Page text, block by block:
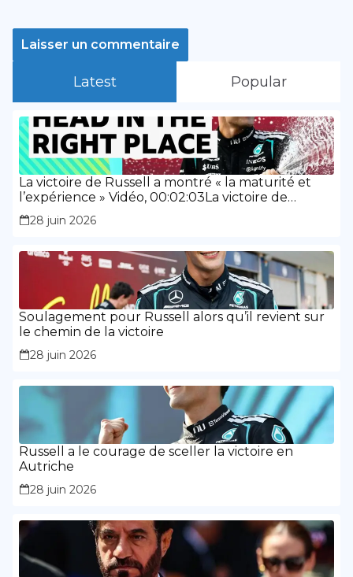
Latest Popular
La victoire de Russell a montré « la maturité et
l’expérience » Vidéo, 00:02:03La victoire de
Russell a montré « la maturité et l’expérience »
28 juin 2026
Soulagement pour Russell alors qu’il revient sur
le chemin de la victoire
28 juin 2026
Russell a le courage de sceller la victoire en
Autriche
28 juin 2026